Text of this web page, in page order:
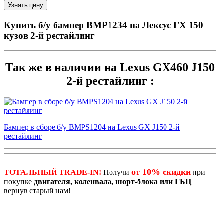
Купить б/у бампер BMP1234 на Лексус ГХ 150
кузов 2-й рестайлинг
Так же в наличии на Lexus GX460 J150
2-й рестайлинг :
Бампер в сборе б/у BMPS1204 на Lexus GX J150 2-й
рестайлинг
ТОТАЛЬНЫЙ TRADE-IN! Получи от 10% скидки при
покупке двигателя, коленвала, шорт-блока или ГБЦ
вернув старый нам!